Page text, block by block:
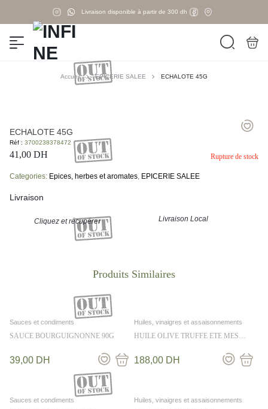
Livraison disponible à partir de 300 dh
Accueil EPICERIE SALEE ECHALOTE 45G
ECHALOTE 45G
Réf : 3700238378472
41,00 DH Rupture de stock
Categories: Epices, herbes et aromates, EPICERIE SALEE
Livraison
Cliquez et récupérer Livraison Local
Sauces et condiments
SAUCE BOURGUIGNONNE 90G
39,00 DH
Huiles, vinaigres et assaisonnements
HUILE OLIVE TRUFFE ETE MES
188,00 DH
Sauces et condiments Huiles, vinaigres et assaisonnements